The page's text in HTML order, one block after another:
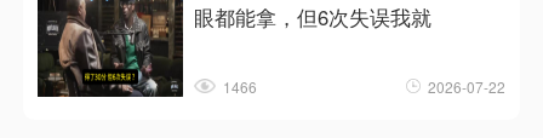
眼都能拿，但6次失误我就
1466 2026-07-22